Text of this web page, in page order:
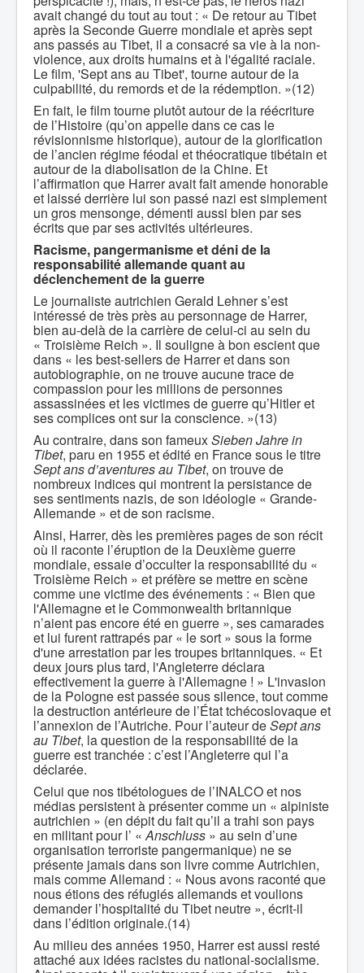
avait changé du tout au tout : « De retour au Tibet
après la Seconde Guerre mondiale et après sept
ans passés au Tibet, il a consacré sa vie à la non-
violence, aux droits humains et à l'égalité raciale.
Le film, 'Sept ans au Tibet', tourne autour de la
culpabilité, du remords et de la rédemption. »(12)
En fait, le film tourne plutôt autour de la réécriture
de l’Histoire (qu’on appelle dans ce cas le
révisionnisme historique), autour de la glorification
de l’ancien régime féodal et théocratique tibétain et
autour de la diabolisation de la Chine. Et
l’affirmation que Harrer avait fait amende honorable
et laissé derrière lui son passé nazi est simplement
un gros mensonge, démenti aussi bien par ses
écrits que par ses activités ultérieures.
Racisme, pangermanisme et déni de la
responsabilité allemande quant au
déclenchement de la guerre
Le journaliste autrichien Gerald Lehner s’est
intéressé de très près au personnage de Harrer,
bien au-delà de la carrière de celui-ci au sein du
« Troisième Reich ». Il souligne à bon escient que
dans « les best-sellers de Harrer et dans son
autobiographie, on ne trouve aucune trace de
compassion pour les millions de personnes
assassinées et les victimes de guerre qu’Hitler et
ses complices ont sur la conscience. »(13)
Au contraire, dans son fameuxSieben Jahre in
Tibet, paru en 1955 et édité en France sous le titre
Sept ans d’aventures au Tibet, on trouve de
nombreux indices qui montrent la persistance de
ses sentiments nazis, de son idéologie « Grande-
Allemande » et de son racisme.
Ainsi, Harrer, dès les premières pages de son récit
où il raconte l’éruption de la Deuxième guerre
mondiale, essaie d’occulter la responsabilité du «
Troisième Reich » et préfère se mettre en scène
comme une victime des événements : « Bien que
l'Allemagne et le Commonwealth britannique
n’aient pas encore été en guerre », ses camarades
et lui furent rattrapés par « le sort » sous la forme
d'une arrestation par les troupes britanniques. « Et
deux jours plus tard, l'Angleterre déclara
effectivement la guerre à l'Allemagne ! » L'invasion
de la Pologne est passée sous silence, tout comme
la destruction antérieure de l’État tchécoslovaque et
l’annexion de l’Autriche. Pour l’auteur deSept ans
au Tibet, la question de la responsabilité de la
guerre est tranchée : c’est l’Angleterre qui l’a
déclarée.
Celui que nos tibétologues de l’INALCO et nos
médias persistent à présenter comme un « alpiniste
autrichien » (en dépit du fait qu’il a trahi son pays
en militant pour l’ «Anschluss » au sein d’une
organisation terroriste pangermanique) ne se
présente jamais dans son livre comme Autrichien,
mais comme Allemand : « Nous avons raconté que
nous étions des réfugiés allemands et voulions
demander l’hospitalité du Tibet neutre », écrit-il
dans l’édition originale.(14)
Au milieu des années 1950, Harrer est aussi resté
attaché aux idées racistes du national-socialisme.